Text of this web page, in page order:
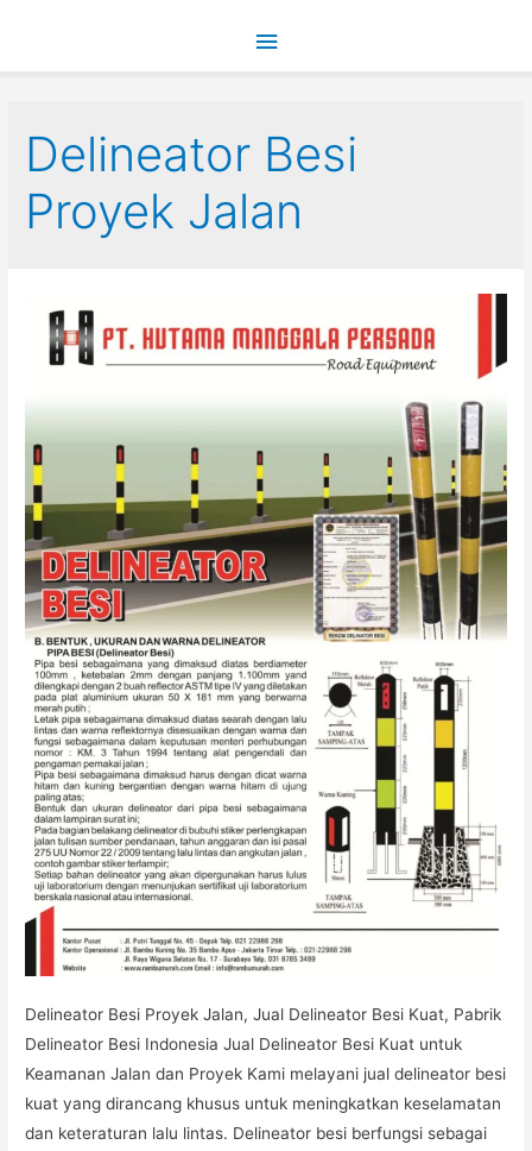
Main
Delineator Besi
Proyek Jalan
Delineator Besi Proyek Jalan, Jual Delineator Besi Kuat, Pabrik
Delineator Besi Indonesia Jual Delineator Besi Kuat untuk
Keamanan Jalan dan Proyek Kami melayani jual delineator besi
kuat yang dirancang khusus untuk meningkatkan keselamatan
dan keteraturan lalu lintas. Delineator besi berfungsi sebagai